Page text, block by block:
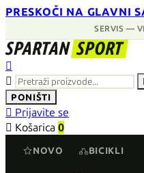
PRESKOČI NA GLAVNI
SERVIS —
SPARTAN SPORT


PONIŠTI
 Prijavite se
 Košarica 0
NOVO BICIKLI